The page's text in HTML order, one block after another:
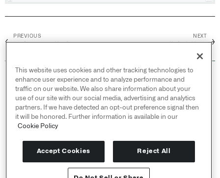
←
PREVIOUS
探索Object关系
NEXT
保存、共享和协作→
© 2026 Palantir Technologies Inc. All rights
reserved.
Cookies Statement ↗
Privacy Statement ↗
Terms of Use ↗
Do Not Sell or Share My Personal Information
This website uses cookies and other tracking technologies to
enhance user experience and to analyze performance and
traffic on our website. We also share information about your
use of our site with our social media, advertising and analytics
partners. If we have detected an opt-out preference signal then
it will be honored. Further information is available in our
Cookie Policy
Accept Cookies Reject All